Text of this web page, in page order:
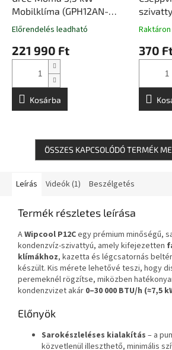
N
S
Mobilklíma (GPH12AN-
K5NNA1A)
Előrendelés leadható
221 990 Ft
Kosárba
30fm/
Raktáron
370
ÖSSZES KAPCSOLÓDÓ TERMÉK
Leírás Videók (1) Beszélgetés
Termék részletes leírása
AWipcool P12Cegy prémium minőségű,
kondenzvíz-szivattyú, amely kifejezetten
klímákhoz, kazetta és légcsatornás
készült. Kis mérete lehetővé teszi, hogy
peremeknél rögzítse, miközben
kondenzvizet akár 0–30 000 BTU/h (≈7,5
Előnyök
Sarokészleléses kialakítás – a
közvetlenül illeszthető, minimális